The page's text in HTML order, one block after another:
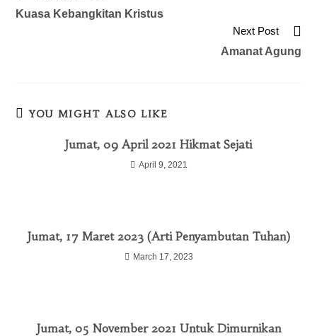
Kuasa Kebangkitan Kristus
Next Post
Amanat Agung
YOU MIGHT ALSO LIKE
Jumat, 09 April 2021 Hikmat Sejati
April 9, 2021
Jumat, 17 Maret 2023 (Arti Penyambutan Tuhan)
March 17, 2023
Jumat, 05 November 2021 Untuk Dimurnikan